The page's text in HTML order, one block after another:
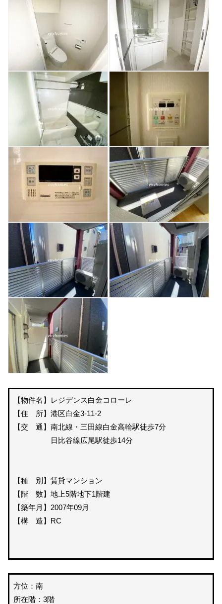
【物件名】レジデンス白金コローレ
【住 所】港区白金3-11-2
【交 通】南北線・三田線白金高輪駅徒歩7分
日比谷線広尾駅徒歩14分
【種 別】賃貸マンション
【階 数】地上5階地下1階建
【築年月】2007年09月
【構 造】RC
方位：南
所在階：3階